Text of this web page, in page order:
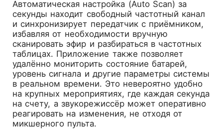
Автоматическая настройка (Auto Scan) за
секунды находит свободный частотный канал
и синхронизирует передатчик с приёмником,
избавляя от необходимости вручную
сканировать эфир и разбираться в частотных
таблицах. Приложение также позволяет
удалённо мониторить состояние батарей,
уровень сигнала и другие параметры системы
в реальном времени. Это невероятно удобно
на крупных мероприятиях, где каждая секунда
на счету, а звукорежиссёр может оперативно
реагировать на изменения, не отходя от
микшерного пульта.